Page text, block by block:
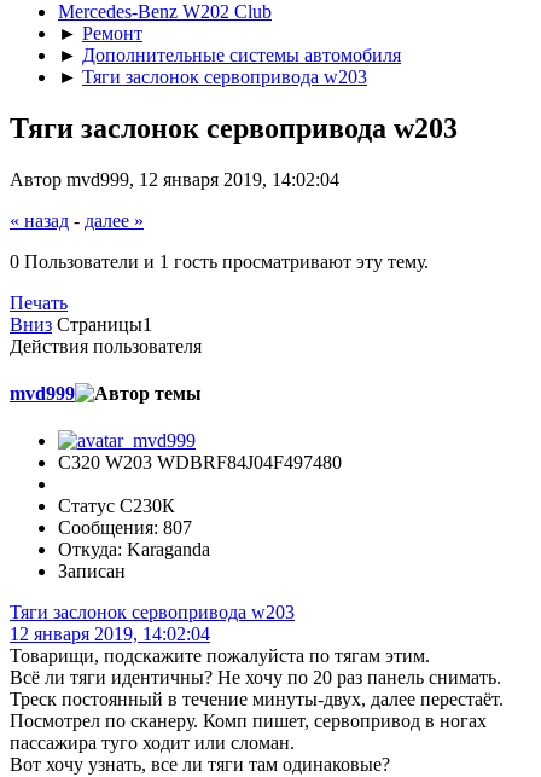
Mercedes-Benz W202 Club
► Ремонт
► Дополнительные системы автомобиля
► Тяги заслонок сервопривода w203
Тяги заслонок сервопривода w203
Автор mvd999, 12 января 2019, 14:02:04
« назад - далее »
0 Пользователи и 1 гость просматривают эту тему.
Печать
Вниз Страницы1
Действия пользователя
mvd999
C320 W203 WDBRF84J04F497480
Статус С230К
Сообщения: 807
Откуда: Karaganda
Записан
Тяги заслонок сервопривода w203
12 января 2019, 14:02:04
Товарищи, подскажите пожалуйста по тягам этим.
Всё ли тяги идентичны? Не хочу по 20 раз панель снимать.
Треск постоянный в течение минуты-двух, далее перестаёт.
Посмотрел по сканеру. Комп пишет, сервопривод в ногах
пассажира туго ходит или сломан.
Вот хочу узнать, все ли тяги там одинаковые?